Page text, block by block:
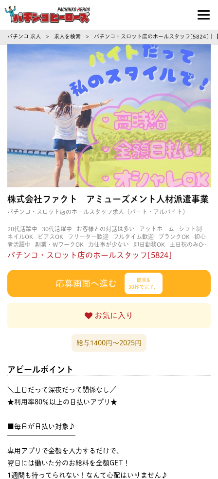
パチンコ求人・転職ならパチンコヒーロ
パチンコ 求人 > 求人を検索 > パチンコ・スロット店のホールスタッフ[5824]
株式会社ファクト アミューズメント人材派遣事業
パチンコ・スロット店のホールスタッフ求人（パート・アルバイト）
20代活躍中 30代活躍中 お客様との対話は多い アットホーム
シフト制
ネイルOK
ピアスOK フリーター歓迎 フルタイム歓迎 ブランクOK
初心
者活躍中
副業・WワークOK 力仕事が少ない 即日勤務OK
土日祝のみOK
学歴不問
服装自由 未経験・初心者OK 決められた時間できっちり
経験不要
立ち仕事 経験者・有資格者歓迎 自分の都合に合わせやすい
自由
パチンコ・スロット店のホールスタッフ[5824]
応募画面へ進む
簡単&
30秒で完了♩
お気に入り
給与1400円〜2025円
アピールポイント
＼土日だって深夜だって関係なし／
★利用率80％以上の日払いアプリ★
■毎日が日払い対象♪
専用アプリで金額を入力するだけで、
翌日には働いた分のお給料を全額GET！
1週間も待ってられない！なんて心配はいりません♪